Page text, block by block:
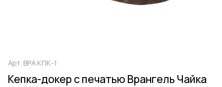
Арт. ВРА КПК-1
Кепка-докер с печатью Врангель Чайка